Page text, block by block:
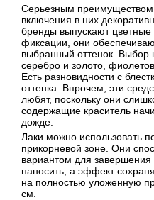
Серьезным преимуществом
включения в них
бренды выпускают
фиксации, они
выбранный оттенок. Выбор
серебро и золото,
Есть разновидности с
оттенка. Впрочем, эти
любят, поскольку они
содержащие краситель
дожде.
Лаки можно использовать
прикорневой зоне. Они
вариантом для завершения
наносить, а эффект
на полностью уложенную
см.